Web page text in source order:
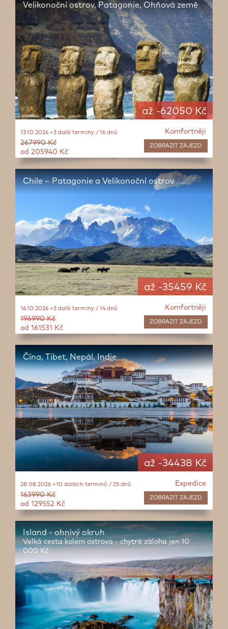
až -62050 Kč
Velikonoční ostrov, Patagonie, Ohňová země
Komfortněji
ZOBRAZIT ZÁJEZD
13.10.2026 +3 další termíny / 16 dnů
267990 Kč
od 205940 Kč
až -35459 Kč
Chile – Patagonie a Velikonoční ostrov
Komfortněji
ZOBRAZIT ZÁJEZD
16.10.2026 +3 další termíny / 14 dnů
196990 Kč
od 161531 Kč
až -34438 Kč
Čína, Tibet, Nepál, Indie
Expedice
ZOBRAZIT ZÁJEZD
28.08.2026 +10 dalších termínů / 25 dnů
163990 Kč
od 129552 Kč
Island - ohnivý okruh
Velká cesta kolem ostrova - chytrá záloha jen 10
000 Kč